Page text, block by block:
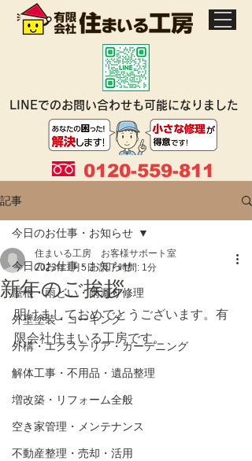
0120-559-811
LINEでのお問い合わせも可能になりました
記事
今日のお仕事・お知らせ
屋根・雨どい・雨漏り修理
外壁塗装・コーキング
外構・エクステリア・ガーデニング
解体工事・不用品・遺品整理
増改築・リフォーム全般
空き家管理・メンテナンス
不動産整理・売却・活用
今日のお仕事・お知らせ
新年のご挨拶
住まいる工房 お客様サポート室
2023年1月5日 読了時間: 1分
明けましておめでとうございます。有
限会社住まいる工房です。